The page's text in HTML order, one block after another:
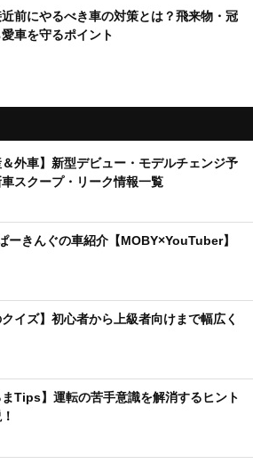
前にやるべき車の対策とは？飛来物・冠
車を守るポイント
＆外車】新型デビュー・モデルチェンジ予
スクープ・リーク情報一覧
ーきんぐの車紹介【MOBY×YouTuber】
クイズ】初心者から上級者向けまで幅広く
まTips】運転の苦手意識を解消するヒント